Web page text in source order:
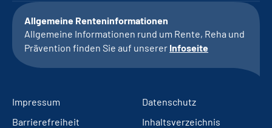
Allgemeine Renteninformationen
Allgemeine Informationen rund um Rente, Reha und
Prävention finden Sie auf unserer Infoseite
Impressum
Datenschutz
Barrierefreiheit
Inhaltsverzeichnis